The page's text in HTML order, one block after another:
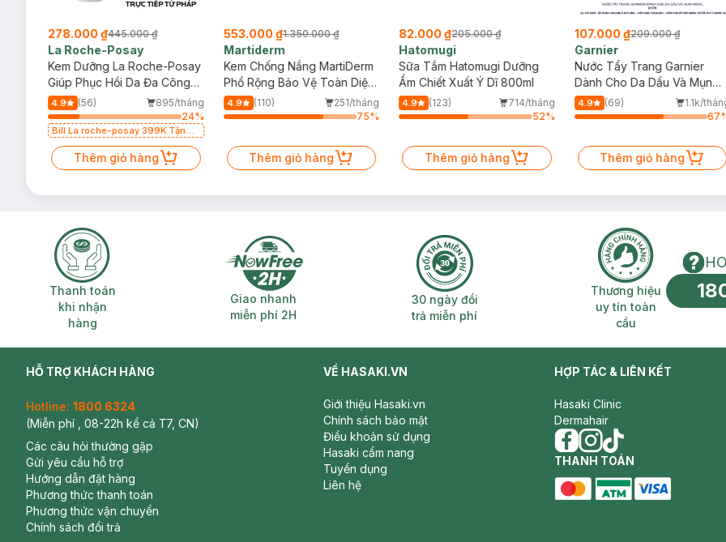
278.000 ₫445.000 ₫
La Roche-Posay
Kem Dưỡng La Roche-Posay
Giúp Phục Hồi Da Đa Công
Dụng 40ml
4.9 (56)
895/tháng
24%
Bill La roche-posay 399K Tặng
Gel rửa mặt da dầu nhạy cảm
50ml (SL có hạn)
Thêm giỏ hàng
553.000 ₫1.350.000 ₫
Martiderm
Kem Chống Nắng MartiDerm
Phổ Rộng Bảo Vệ Toàn Diện
40ml
4.9 (110)
251/tháng
75%
Thêm giỏ hàng
82.000 ₫205.000 ₫
Hatomugi
Sữa Tắm Hatomugi Dưỡng
Ẩm Chiết Xuất Ý Dĩ 800ml
4.9 (123)
714/tháng
52%
Thêm giỏ hàng
107.000 ₫209.000 ₫
Garnier
Nước Tẩy Trang Garnier
Dành Cho Da Dầu Và Mụn
400ml (Mới)
4.9 (69)
1.1k/
67
Thêm giỏ hàng
Thanh toán khi nhận hàng
Thanh toán
khi nhận
hàng
Giao nhanh miễn phí 2H
Giao nhanh
miễn phí 2H
30 ngày đổi trả miễn phí
30 ngày đổi
trả miễn phí
Thương hiệu
Thương hiệu
uy tín toàn
cầu
HỖ TRỢ KHÁCH HÀNG
Hotline: 1800 6324
(Miễn phí , 08-22h kể cả T7, CN)
Các câu hỏi thường gặp
Gửi yêu cầu hỗ trợ
Hướng dẫn đặt hàng
Phương thức thanh toán
Phương thức vận chuyển
Chính sách đổi trả
VỀ HASAKI.VN
Giới thiệu Hasaki.vn
Chính sách bảo mật
Điều khoản sử dụng
Hasaki cẩm nang
Tuyển dụng
Liên hệ
HỢP TÁC & LIÊN KẾT
Hasaki Clinic
Dermahair
facebook
instagram
tiktok
THANH TOÁN